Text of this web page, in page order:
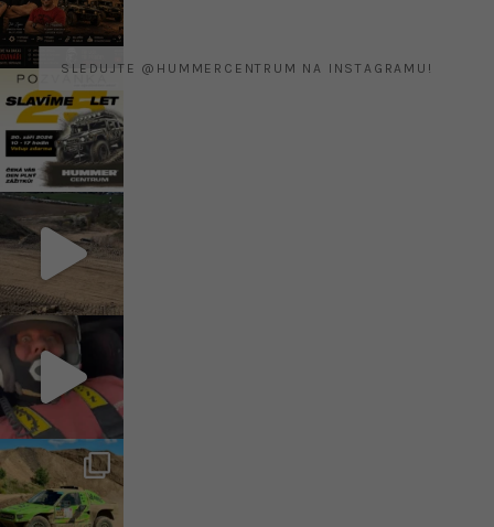
SLEDUJTE @HUMMERCENTRUM NA INSTAGRAMU!